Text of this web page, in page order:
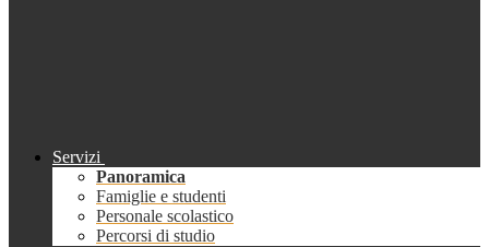
Servizi
Panoramica
Famiglie e studenti
Personale scolastico
Percorsi di studio